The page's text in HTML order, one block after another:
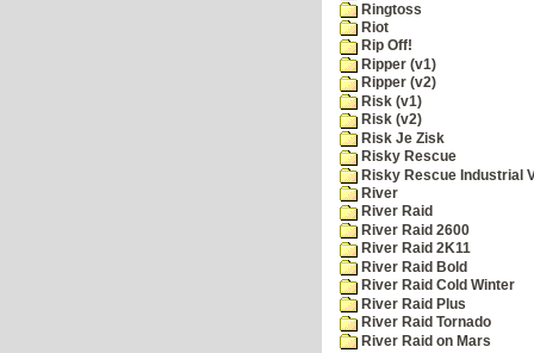
Ringtoss
Riot
Rip Off!
Ripper (v1)
Ripper (v2)
Risk (v1)
Risk (v2)
Risk Je Zisk
Risky Rescue
Risky Rescue Industrial
River
River Raid
River Raid 2600
River Raid 2K11
River Raid Bold
River Raid Cold Winter
River Raid Plus
River Raid Tornado
River Raid on Mars